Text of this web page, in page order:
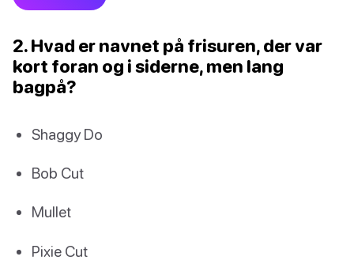
2. Hvad er navnet på frisuren, der var
kort foran og i siderne, men lang
bagpå?
Shaggy Do
Bob Cut
Mullet
Pixie Cut